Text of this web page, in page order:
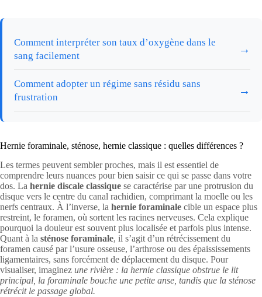
Comment interpréter son taux d’oxygène dans le
sang facilement
→
Comment adopter un régime sans résidu sans
frustration
→
Hernie foraminale, sténose, hernie classique : quelles différences ?
Les termes peuvent sembler proches, mais il est essentiel de
comprendre leurs nuances pour bien saisir ce qui se passe dans votre
dos. La hernie discale classique se caractérise par une protrusion du
disque vers le centre du canal rachidien, comprimant la moelle ou les
nerfs centraux. À l’inverse, la hernie foraminale cible un espace plus
restreint, le foramen, où sortent les racines nerveuses. Cela explique
pourquoi la douleur est souvent plus localisée et parfois plus intense.
Quant à la sténose foraminale, il s’agit d’un rétrécissement du
foramen causé par l’usure osseuse, l’arthrose ou des épaississements
ligamentaires, sans forcément de déplacement du disque. Pour
visualiser, imaginez une rivière : la hernie classique obstrue le lit
principal, la foraminale bouche une petite anse, tandis que la sténose
rétrécit le passage global.